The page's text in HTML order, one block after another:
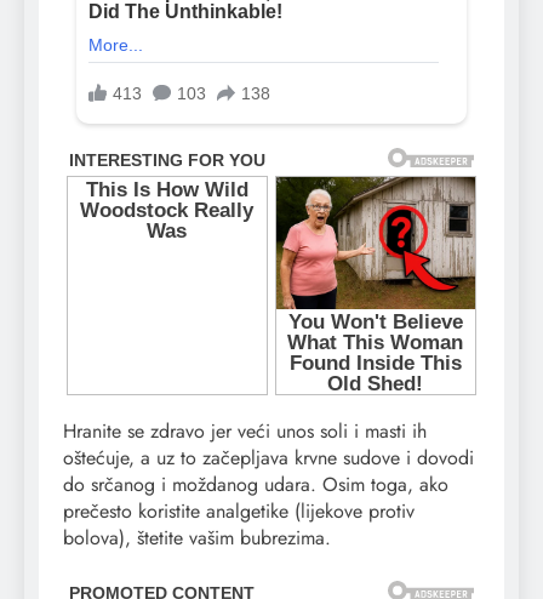
Hranite se zdravo jer veći unos soli i masti ih
oštećuje, a uz to začepljava krvne sudove i dovodi
do srčanog i moždanog udara. Osim toga, ako
prečesto koristite analgetike (lijekove protiv
bolova), štetite vašim bubrezima.